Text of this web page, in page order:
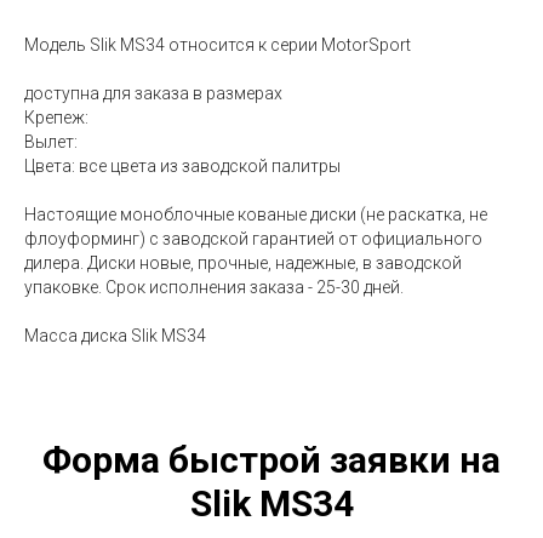
Модель Slik MS34 относится к серии MotorSport
доступна для заказа в размерах
Крепеж:
Вылет:
Цвета: все цвета из заводской палитры
Настоящие моноблочные кованые диски (не раскатка, не
флоуформинг) с заводской гарантией от официального
дилера. Диски новые, прочные, надежные, в заводской
упаковке. Срок исполнения заказа - 25-30 дней.
Масса диска Slik MS34
Форма быстрой заявки на
Slik MS34